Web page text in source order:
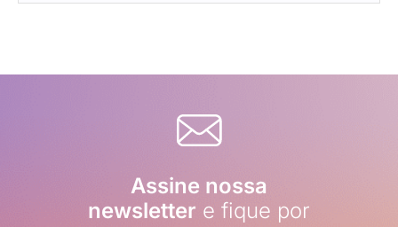
Assine nossa
newsletter e fique por